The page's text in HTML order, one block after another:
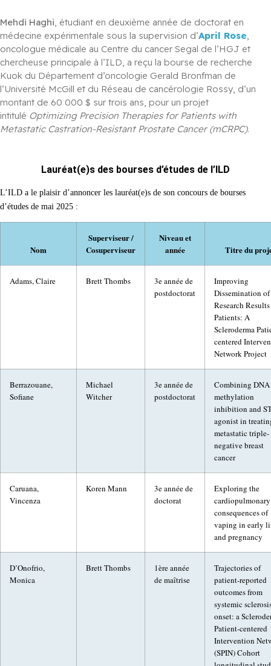
Mehdi Haghi, étudiant en deuxième année de doctorat en
médecine expérimentale sous la supervision d’April Rose,
oncologue médicale au Centre du cancer Segal de l’HGJ et
chercheuse principale à l’ILD, a reçu la bourse de recherche
Kuok du Département d’oncologie Gerald Bronfman de
l’Université McGill et du Réseau de cancérologie Rossy, d’un
montant de 60 000 $ sur trois ans, pour un projet
intitulé Optimizing Precision Therapies for Patients with
Metastatic Castration-Resistant Prostate Cancer (mCRPC).
Lauréat(e)s des bourses d’études de l’ILD
L’ILD a le plaisir d’annoncer les lauréat(e)s de son concours de bourses
d’études de mai 2025 :
Nom
Superviseur /
Cosuperviseur
Niveau et
année
Titre du
Adams, Claire Brett Thombs
3e année de
postdoctorat
Improving
Dissemination of
Research
Patients: A
Scleroderma
centered
Network Project
Berrazouane,
Sofiane
Michael
Witcher
3e année de
postdoctorat
Combining DNA
methylation
inhibition and
agonist in
metastatic triple-
negative breast
cancer
Caruana,
Vincenza
Koren Mann
3e année de
doctorat
Exploring the
cardiopulmonary
consequences of
vaping in early
and pregnancy
D’Onofrio,
Monica
Brett Thombs
1ère année
de maîtrise
Trajectories of
patient-reported
outcomes from
systemic
onset: a
Patient-centered
Intervention
(SPIN) Cohort